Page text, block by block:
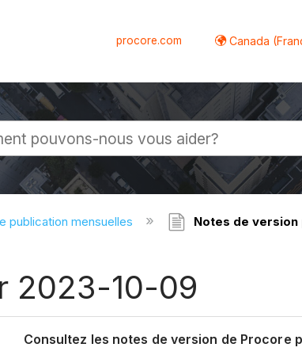
procore.com Canada
publication mensuelles Notes de
2023-10-09
Consultez les notes de version de Procore